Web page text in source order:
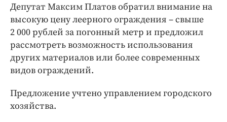
Депутат Максим Платов обратил внимание на
высокую цену леерного ограждения – свыше
2 000 рублей за погонный метр и предложил
рассмотреть возможность использования
других материалов или более современных
видов ограждений.
Предложение учтено управлением городского
хозяйства.